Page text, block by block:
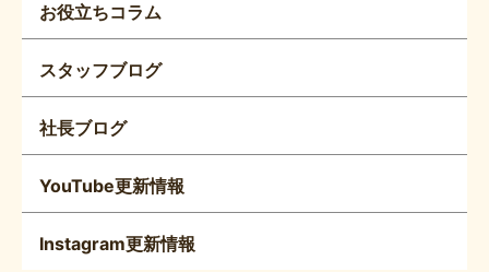
お役立ちコラム
スタッフブログ
社長ブログ
YouTube更新情報
Instagram更新情報